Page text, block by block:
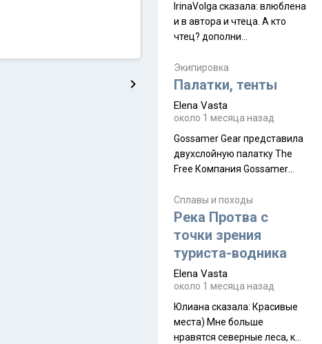
такая как бы переходная
ступень между привычной
нам Индией и остальными
надеюсь увидеть.
IrinaVolga сказалa: влюблена
и в автора и чтеца. А кто
чтец? дополни
Экипировка
Палатки, тенты
Elena Vasta
около 1 месяца назад
Gossamer Gear представила
двухслойную палатку The
Free Компания Gossamer
туристическую палатку The
Free, которая стала первой
ультралегкой моделью в
ассортименте
производителя. Новинка
получила двухслойную
конструкцию с отдельным
внешним тентом и сетчатой
внутренней палаткой, а ее
Сплавы и походы
Река Протва с
точки зрения
туриста-водника
Elena Vasta
около 1 месяца назад
Юлиана сказалa: Красивые
места) Мне больше
нравятся северные леса, как